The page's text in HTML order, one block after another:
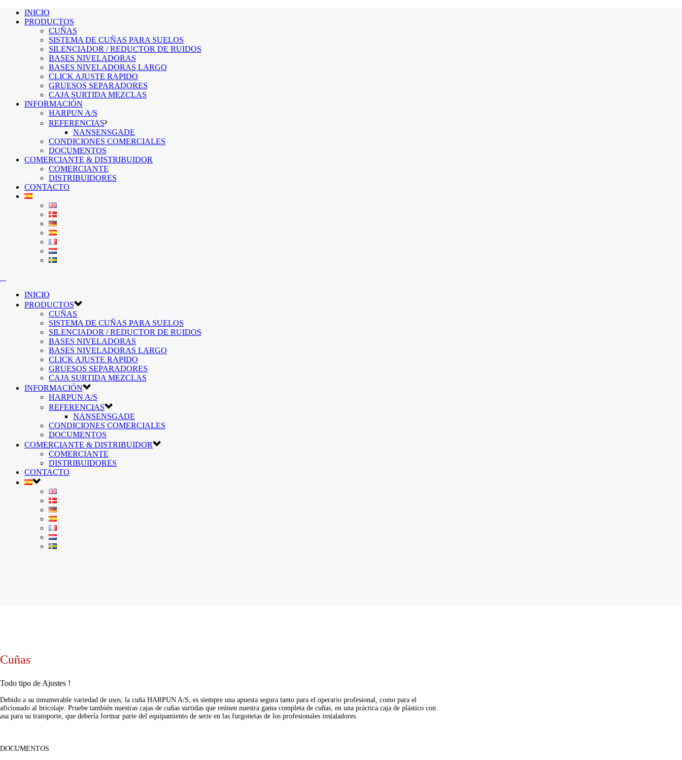
INICIO
PRODUCTOS
CUÑAS
SISTEMA DE CUÑAS PARA SUELOS
SILENCIADOR / REDUCTOR DE RUIDOS
BASES NIVELADORAS
BASES NIVELADORAS LARGO
CLICK AJUSTE RAPIDO
GRUESOS SEPARADORES
CAJA SURTIDA MEZCLAS
INFORMACIÓN
HARPUN A/S
REFERENCIAS
NANSENSGADE
CONDICIONES COMERCIALES
DOCUMENTOS
COMERCIANTE & DISTRIBUIDOR
COMERCIANTE
DISTRIBUIDORES
CONTACTO
INICIO
PRODUCTOS
CUÑAS
SISTEMA DE CUÑAS PARA SUELOS
SILENCIADOR / REDUCTOR DE RUIDOS
BASES NIVELADORAS
BASES NIVELADORAS LARGO
CLICK AJUSTE RAPIDO
GRUESOS SEPARADORES
CAJA SURTIDA MEZCLAS
INFORMACIÓN
HARPUN A/S
REFERENCIAS
NANSENSGADE
CONDICIONES COMERCIALES
DOCUMENTOS
COMERCIANTE & DISTRIBUIDOR
COMERCIANTE
DISTRIBUIDORES
CONTACTO
Cuñas
Todo tipo de Ajustes !
Debido a su innumerable variedad de usos, la cuña HARPUN A/S, es siempre una apuesta segura tanto para el operario profesional, como para el
aficionado al bricolaje. Pruebe también nuestras cajas de cuñas surtidas que reúnen nuestra gama completa de cuñas, en una práctica caja de plástico con
asa para su transporte, que debería formar parte del equipamiento de serie en las furgonetas de los profesionales instaladores.
DOCUMENTOS